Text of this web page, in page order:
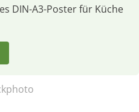
DIN-A3-Poster für Küche